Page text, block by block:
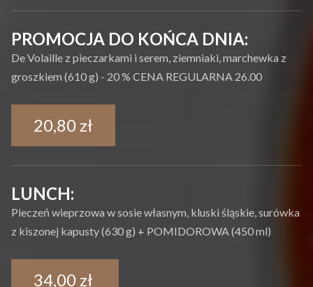
PROMOCJA DO KOŃCA DNIA:
De Volaille z pieczarkami i serem, ziemniaki, marchewka z
groszkiem (610 g) - 20 % CENA REGULARNA 26.00
20,80 zł
LUNCH:
Pieczeń wieprzowa w sosie własnym, kluski śląskie, surówka
z kiszonej kapusty (630 g) + POMIDOROWA (450 ml)
34,00 zł